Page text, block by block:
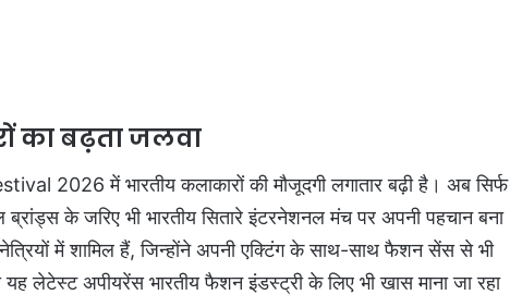
का बढ़ता जलवा
2026 में भारतीय कलाकारों की मौजूदगी लगातार बढ़ी है। अब सिर्फ
के जरिए भी भारतीय सितारे इंटरनेशनल मंच पर अपनी पहचान बना
में शामिल हैं, जिन्होंने अपनी एक्टिंग के साथ-साथ फैशन सेंस से भी
लेटेस्ट अपीयरेंस भारतीय फैशन इंडस्ट्री के लिए भी खास माना जा रहा